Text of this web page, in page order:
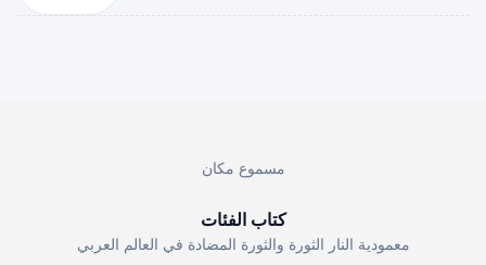
مسموع مكان
كتاب الفئات
معمودية النار الثورة والثورة المضادة في العالم العربي